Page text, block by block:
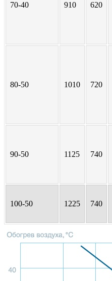
70-40 910 620
80-50 1010 720
90-50 1125 740
100-50 1225 740